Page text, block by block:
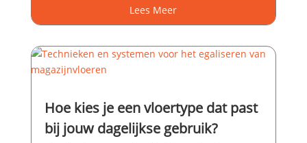
Lees Meer
Hoe kies je een vloertype dat past
bij jouw dagelijkse gebruik?